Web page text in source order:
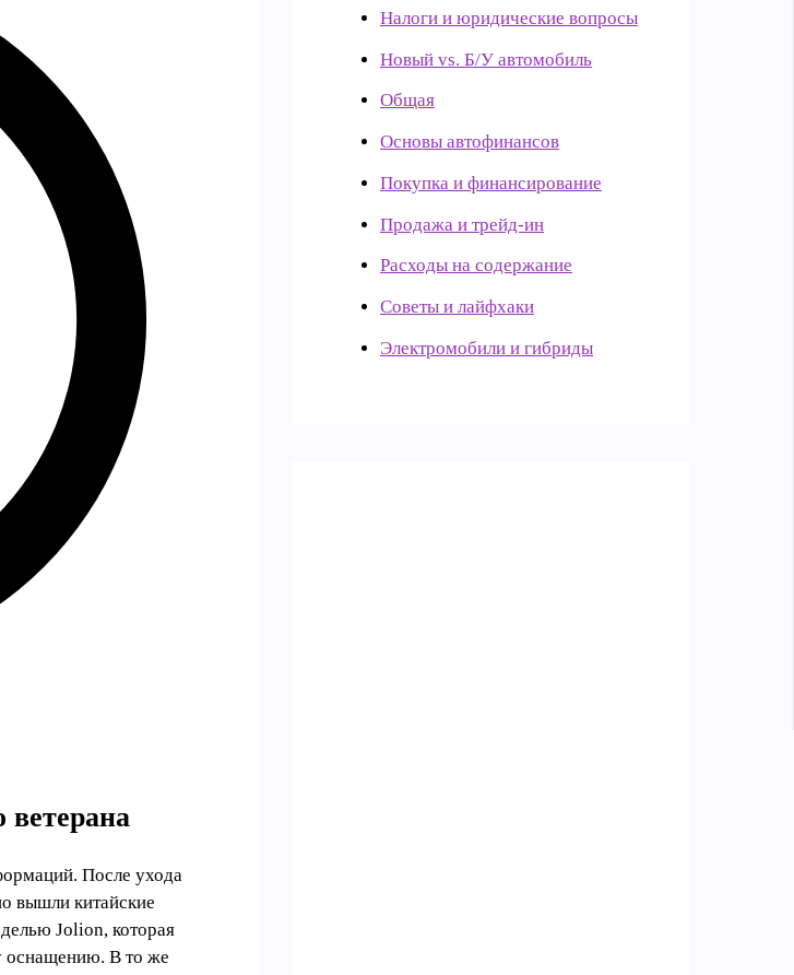
После ухода
вышли китайские
Jolion, которая
оснащению. В то же
Налоги и юридические вопросы
Новый vs. Б/У автомобиль
Общая
Основы автофинансов
Покупка и финансирование
Продажа и трейд-ин
Расходы на содержание
Советы и лайфхаки
Электромобили и гибриды